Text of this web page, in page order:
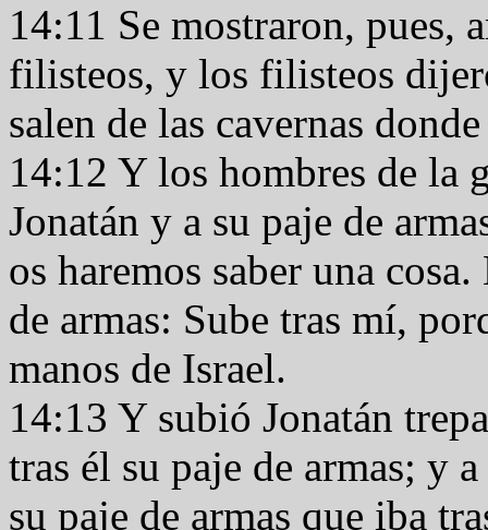
14:11 Se mostraron, pues,
filisteos, y los filisteos
salen de las cavernas
14:12 Y los hombres de la
Jonatán y a su paje de
os haremos saber una
de armas: Sube tras mí,
manos de Israel.
14:13 Y subió Jonatán
tras él su paje de armas; y
su paje de armas que iba